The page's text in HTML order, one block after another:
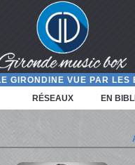
GIRONDINE VUE PAR
RÉSEAUX EN